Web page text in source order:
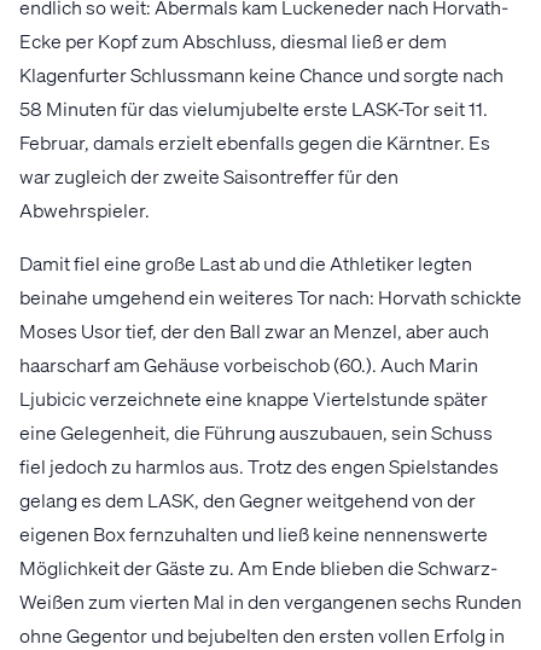
endlich so weit: Abermals kam Luckeneder nach Horvath-
Ecke per Kopf zum Abschluss, diesmal ließ er dem
Klagenfurter Schlussmann keine Chance und sorgte nach
58 Minuten für das vielumjubelte erste LASK-Tor seit 11.
Februar, damals erzielt ebenfalls gegen die Kärntner. Es
war zugleich der zweite Saisontreffer für den
Abwehrspieler.
Damit fiel eine große Last ab und die Athletiker legten
beinahe umgehend ein weiteres Tor nach: Horvath schickte
Moses Usor tief, der den Ball zwar an Menzel, aber auch
haarscharf am Gehäuse vorbeischob (60.). Auch Marin
Ljubicic verzeichnete eine knappe Viertelstunde später
eine Gelegenheit, die Führung auszubauen, sein Schuss
fiel jedoch zu harmlos aus. Trotz des engen Spielstandes
gelang es dem LASK, den Gegner weitgehend von der
eigenen Box fernzuhalten und ließ keine nennenswerte
Möglichkeit der Gäste zu. Am Ende blieben die Schwarz-
Weißen zum vierten Mal in den vergangenen sechs Runden
ohne Gegentor und bejubelten den ersten vollen Erfolg in